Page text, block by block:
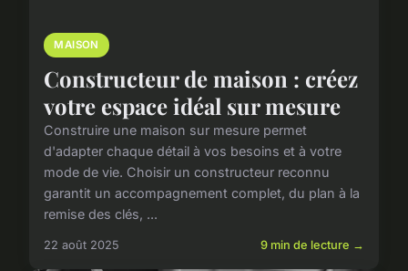
MAISON
Constructeur de maison : créez
votre espace idéal sur mesure
Construire une maison sur mesure permet
d'adapter chaque détail à vos besoins et à votre
mode de vie. Choisir un constructeur reconnu
garantit un accompagnement complet, du plan à la
remise des clés, ...
22 août 2025 9 min de lecture →